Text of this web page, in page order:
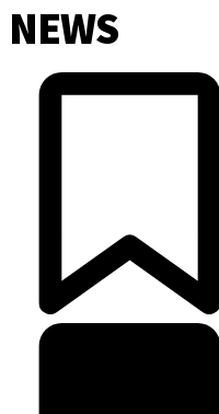
NEWS